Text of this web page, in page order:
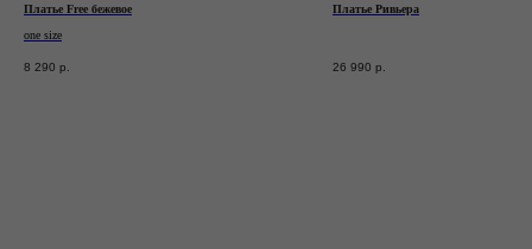
Платье Free бежевое
one size
8 290 р.
Платье Ривьера
26 990 р.